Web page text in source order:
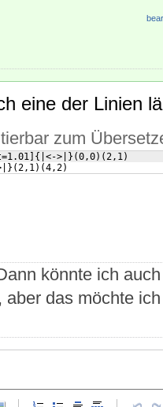
eine der Linien
zum
{ |<->| } (0,0) (2,1)
} (2,1) (4,2)
könnte ich
aber das möchte